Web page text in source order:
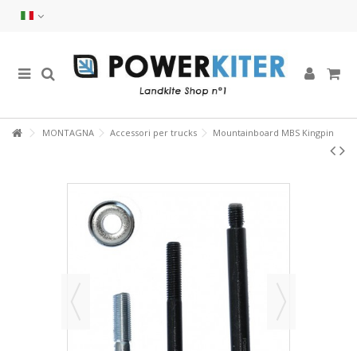
MONTAGNA Accessori per trucks Mountainboard MBS Kingpin